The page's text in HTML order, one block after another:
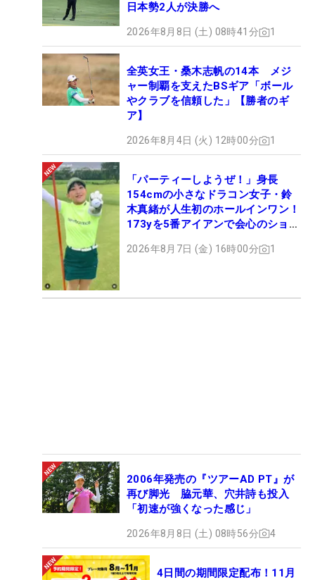
日本勢2人が決勝へ
2026年8月8日 (土) 08時41分 1
全英女王・桑木志帆の14本 メジ
ャー制覇を支えたBSギア「ボール
やクラブを信頼した」【勝者のギ
ア】
2026年8月4日 (火) 12時00分 1
「パーティーしようぜ！」身長
154cmの小さなドラコン女子・鈴
木真緒が人生初のホールインワン！
173yを5番アイアンで会心のショッ
2026年8月7日 (金) 16時00分 1
2006年発売の『ツアーAD PT』が
再び脚光 脇元華、穴井詩も投入
「初速が強くなった感じ」
2026年8月8日 (土) 08時56分 4
4日間の期間限定配布！11月